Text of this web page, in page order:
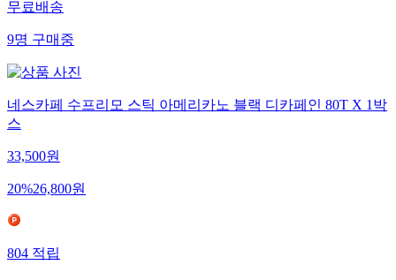
무료배송
9명구매중
네스카페 수프리모 스틱 아메리카노 블랙 디카페인 80T X 1박
스
33,500원
20%26,800원
804적립